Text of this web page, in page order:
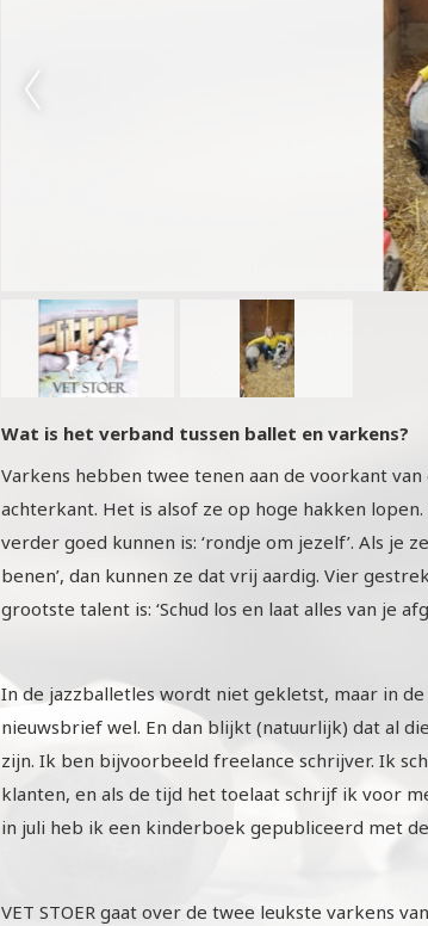
Wat is het verband tussen ballet en varkens?
Varkens hebben twee tenen aan de voorkant
achterkant. Het is alsof ze op hoge hakken
verder goed kunnen is: ‘rondje om jezelf’. Als je
benen’, dan kunnen ze dat vrij aardig. Vier
grootste talent is: ‘Schud los en laat alles van je
In de jazzballetles wordt niet gekletst, maar in
nieuwsbrief wel. En dan blijkt (natuurlijk) dat al
zijn. Ik ben bijvoorbeeld freelance schrijver. Ik
klanten, en als de tijd het toelaat schrijf ik voor
in juli heb ik een kinderboek gepubliceerd met de
VET STOER gaat over de twee leukste varkens